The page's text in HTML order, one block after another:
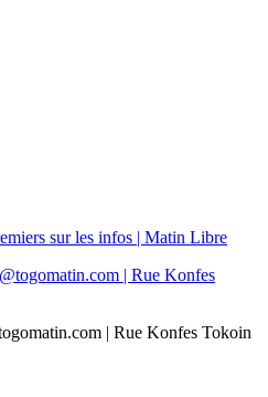
sur les infos | Matin Libre
| Rue Konfes Tokoin